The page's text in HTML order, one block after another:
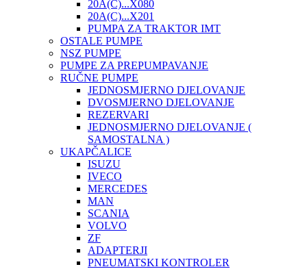
20A(C)...X080
20A(C)...X201
PUMPA ZA TRAKTOR IMT
OSTALE PUMPE
NSZ PUMPE
PUMPE ZA PREPUMPAVANJE
RUČNE PUMPE
JEDNOSMJERNO DJELOVANJE
DVOSMJERNO DJELOVANJE
REZERVARI
JEDNOSMJERNO DJELOVANJE (
SAMOSTALNA )
UKAPČALICE
ISUZU
IVECO
MERCEDES
MAN
SCANIA
VOLVO
ZF
ADAPTERJI
PNEUMATSKI KONTROLER